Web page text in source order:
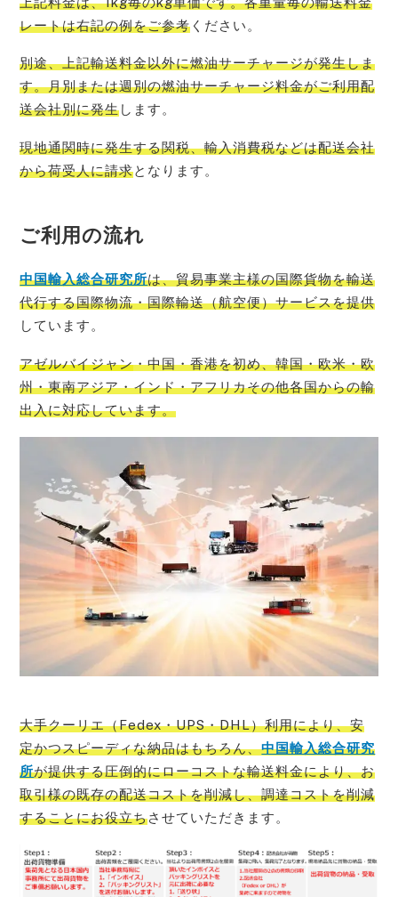
レートは右記の例をご参考 ください。
別途、上記輸送料金以外に燃油サーチャージが発生しま
す。月別または週別の燃油サーチャージ料金がご利用配
送会社別に発生します。
現地通関時に発生する関税、輸入消費税などは配送会社
から荷受人に請求となります。
ご利用の流れ
中国輸入総合研究所は、貿易事業主様の国際貨物を輸送
代行する国際物流・国際輸送（航空便）サービスを提供
しています。
アゼルバイジャン・中国・香港を初め、韓国・欧米・欧
州・東南アジア・インド・アフリカその他各国からの輸
出入に対応しています。
大手クーリエ（Fedex・UPS・DHL）利用により、安
定かつスピーディな納品はもちろん、中国輸入総合研究
所が提供する圧倒的にローコストな輸送料金により、お
取引様の既存の配送コストを削減し、調達コストを削減
することにお役立ちさせていただきます。